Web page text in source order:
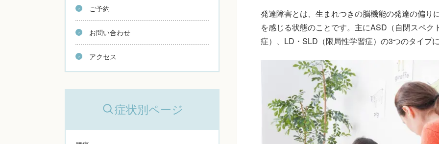
発達障害とは、生まれつきの脳機能の発達の偏り
を感じる状態のことです。主にASD（自閉スペ
症）、LD・SLD（限局性学習症）の3つのタイプ
ご予約
お問い合わせ
アクセス
症状別ページ